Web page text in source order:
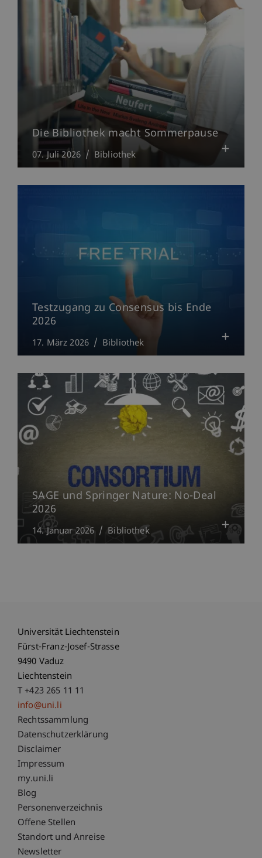
Die Bibliothek macht Sommerpause
07. Juli 2026 Bibliothek
Testzugang zu Consensus bis Ende
2026
17. März 2026 Bibliothek
SAGE und Springer Nature: No-Deal
2026
14. Januar 2026 Bibliothek
Universität Liechtenstein
Fürst-Franz-Josef-Strasse
9490 Vaduz
Liechtenstein
T +423 265 11 11
info@uni.li
Fußzeile Rechtliche Hinweise
Rechtssammlung
Datenschutzerklärung
Disclaimer
Impressum
Fußzeile Subdomain-Verzeichnis
my.uni.li
Blog
Personenverzeichnis
Offene Stellen
Standort und Anreise
Newsletter